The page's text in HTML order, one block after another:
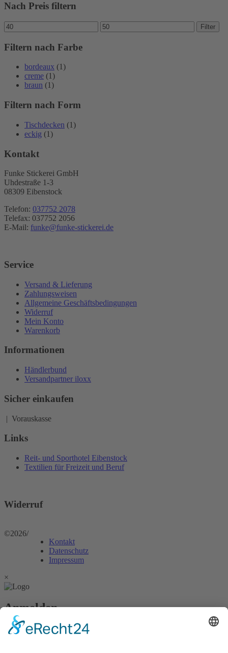
Nach Preis filtern
Min.
Preis
Max.
Preis
Filter
Filtern nach Farbe
bordeaux (1)
creme (1)
braun (1)
Filtern nach Form
Tischdecken (1)
eckig (1)
Kontakt
Funke Stickerei GmbH
Uhdestraße 1-3
08309 Eibenstock
Telefon: 037752 2078
Telefax: 037752 2056
E-Mail: funke@funke-stickerei.de
Service
Versand & Lieferung
Zahlungsweisen
Allgemeine Geschäftsbedingungen
Widerruf
Mein Konto
Warenkorb
Informationen
Händlerbund
Versandpartner iloxx
Sicher einkaufen
| Vorauskasse
Links
Reit- und Sporthotel Eibenstock
Textilien für Freizeit und Beruf
Widerruf
©2026/
Kontakt
Datenschutz
Impressum
×
Anmelden